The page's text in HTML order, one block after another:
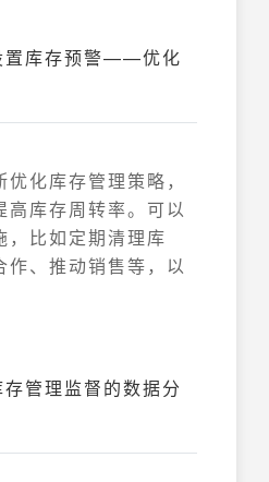
置库存预警——优化
化库存管理策略，
高库存周转率。可以
，比如定期清理库
作、推动销售等，以
管理监督的数据分